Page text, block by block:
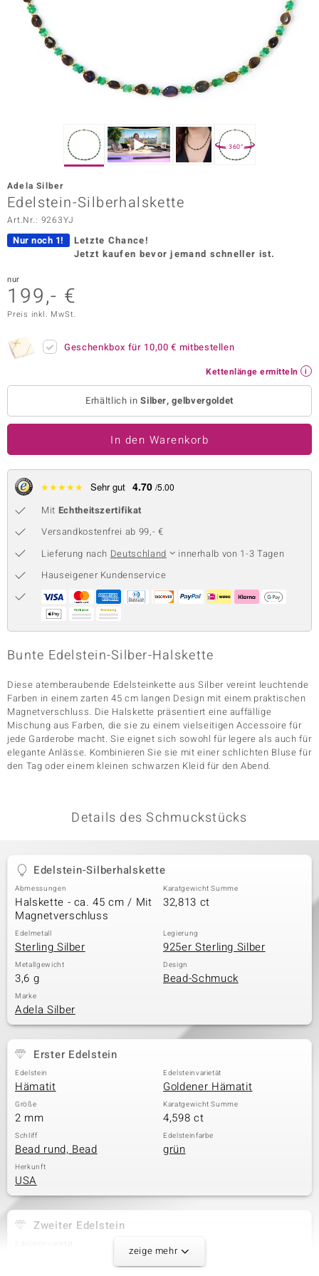
Edition
Vogue
Collection
BY DE MELO
Classics
360°
Adela Silber
Edelstein-Silberhalskette
Art.Nr.: 9263YJ
Nur noch 1!
Letzte Chance!
Jetzt kaufen bevor jemand schneller ist.
nur
199,- €
Preis inkl. MwSt.
Geschenkbox für 10,00 € mitbestellen
Kettenlänge ermitteln
Erhältlich inSilber, gelbvergoldet
In den Warenkorb
★★★★★ Sehr gut 4.70 /5.00
Mit Echtheitszertifikat
Versandkostenfrei ab 99,- €
Lieferung nach Deutschland
innerhalb von 1-3 Tagen
Hauseigener Kundenservice
Bunte Edelstein-Silber-Halskette
Diese atemberaubende Edelsteinkette aus Silber vereint leuchtende
Farben in einem zarten 45 cm langen Design mit einem praktischen
Magnetverschluss. Die Halskette präsentiert eine auffällige
Mischung aus Farben, die sie zu einem vielseitigen Accessoire für
jede Garderobe macht. Sie eignet sich sowohl für legere als auch für
elegante Anlässe. Kombinieren Sie sie mit einer schlichten Bluse für
den Tag oder einem kleinen schwarzen Kleid für den Abend.
Details des Schmuckstücks
Edelstein-Silberhalskette
Abmessungen
Halskette - ca. 45 cm / Mit
Magnetverschluss
Karatgewicht Summe
32,813 ct
Edelmetall
Sterling Silber
Legierung
925er Sterling Silber
Metallgewicht
3,6 g
Design
Bead-Schmuck
Marke
Adela Silber
Erster Edelstein
Edelstein
Hämatit
Edelsteinvarietät
Goldener Hämatit
Größe
2 mm
Karatgewicht Summe
4,598 ct
Schliff
Bead rund, Bead
Edelsteinfarbe
grün
Herkunft
USA
Zweiter Edelstein
versch. mm
zeige mehr